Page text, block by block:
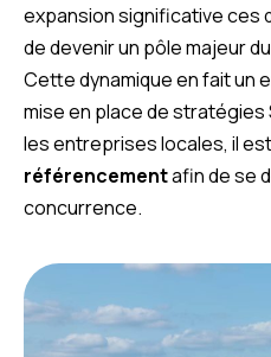
expansion significative ces
de devenir un pôle majeur
Cette dynamique en fait un
mise en place de
les entreprises locales, il
référencementafin de se
concurrence.